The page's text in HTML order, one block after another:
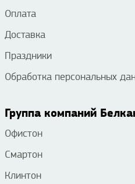
Оплата
Доставка
Праздники
Обработка персональных
Группа компаний
Офистон
Смартон
Клинтон